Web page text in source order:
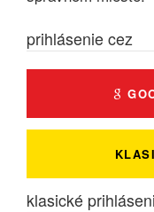
prihlásenie cez
klasické